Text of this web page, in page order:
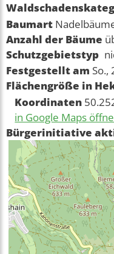
Baumart
Anzahl der Bäume
Schutzgebietstyp
Festgestellt am So.,
Flächengröße in
Koordinaten
in Google Maps
Bürgerinitiative